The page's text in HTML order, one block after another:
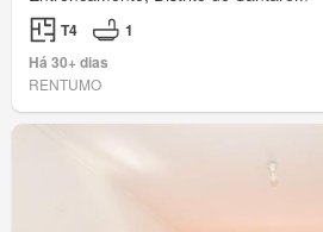
T4
1
Há 30+ dias
RENTUMO